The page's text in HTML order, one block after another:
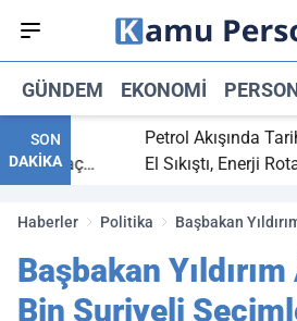
GÜNDEM EKONOMI
SON
DAKİKA
bitti,
maç
Petrol Akışında
El Sıkıştı, Enerji
Haberler Politika
Başbakan
Başbakan
Bin Suriyeli